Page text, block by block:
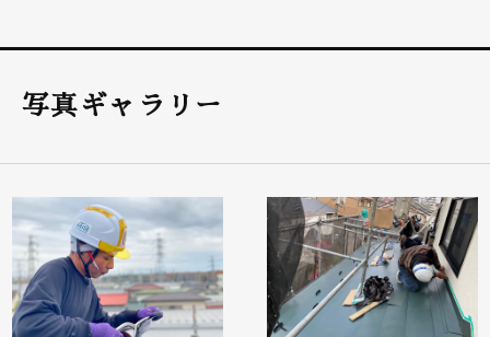
写真ギャラリー